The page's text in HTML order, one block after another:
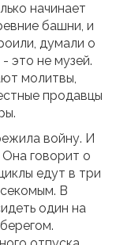
начинает
башни, и
думали о
это не музей.
молитвы,
продавцы
войну. И
Она говорит о
едут в три
В
один на